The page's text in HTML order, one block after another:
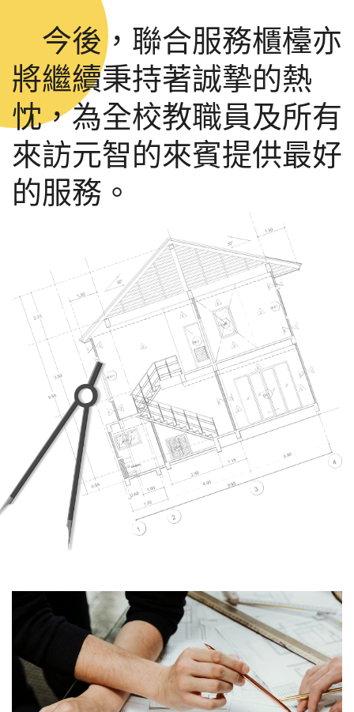
今後，聯合服務櫃檯亦
將繼續秉持著誠摯的熱
忱，為全校教職員及所有
來訪元智的來賓提供最好
的服務。